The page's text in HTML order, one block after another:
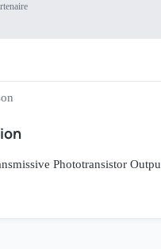
Phototransistor